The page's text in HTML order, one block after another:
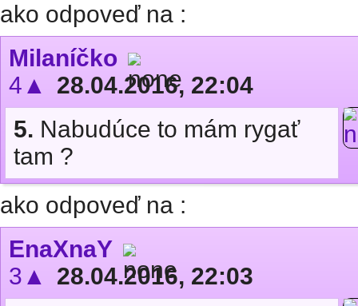
ako odpoveď na :
Milaníčko
4▲
28.04.2016, 22:04
5. Nabudúce to mám rygať
tam ?
ako odpoveď na :
EnaXnaY
3▲
28.04.2016, 22:03